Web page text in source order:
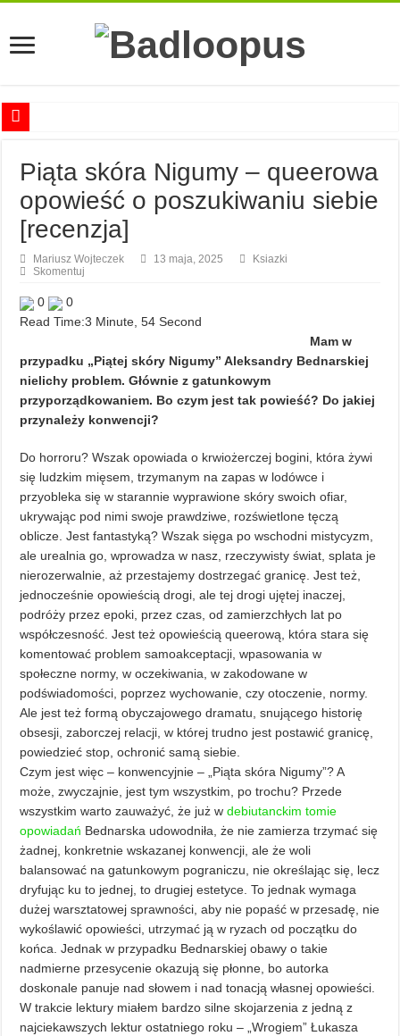
Najciekawsze książki o kobietach nauki
Najlepsze mangi dla dorosłych
Najciekawsze zapowiedzi komiksowe na 2023 rok
Piąta skóra Nigumy – queerowa
opowieść o poszukiwaniu siebie
[recenzja]
Mariusz Wojteczek 13 maja, 2025
Ksiazki
Skomentuj
0
0
Read Time:3 Minute, 54 Second
Mam w
przypadku „Piątej skóry Nigumy” Aleksandry Bednarskiej
nielichy problem. Głównie z gatunkowym
przyporządkowaniem. Bo czym jest tak powieść? Do jakiej
przynależy konwencji?
Do horroru? Wszak opowiada o krwiożerczej bogini, która żywi
się ludzkim mięsem, trzymanym na zapas w lodówce i
przyobleka się w starannie wyprawione skóry swoich ofiar,
ukrywając pod nimi swoje prawdziwe, rozświetlone tęczą
oblicze. Jest fantastyką? Wszak sięga po wschodni mistycyzm,
ale urealnia go, wprowadza w nasz, rzeczywisty świat, splata je
nierozerwalnie, aż przestajemy dostrzegać granicę. Jest też,
jednocześnie opowieścią drogi, ale tej drogi ujętej inaczej,
podróży przez epoki, przez czas, od zamierzchłych lat po
współczesność. Jest też opowieścią queerową, która stara się
komentować problem samoakceptacji, wpasowania w
społeczne normy, w oczekiwania, w zakodowane w
podświadomości, poprzez wychowanie, czy otoczenie, normy.
Ale jest też formą obyczajowego dramatu, snującego historię
obsesji, zaborczej relacji, w której trudno jest postawić granicę,
powiedzieć stop, ochronić samą siebie.
Czym jest więc – konwencyjnie – „Piąta skóra Nigumy”? A
może, zwyczajnie, jest tym wszystkim, po trochu? Przede
wszystkim warto zauważyć, że już wdebiutanckim tomie
opowiadań Bednarska udowodniła, że nie zamierza trzymać się
żadnej, konkretnie wskazanej konwencji, ale że woli
balansować na gatunkowym pograniczu, nie określając się, lecz
dryfując ku to jednej, to drugiej estetyce. To jednak wymaga
dużej warsztatowej sprawności, aby nie popaść w przesadę, nie
wykoślawić opowieści, utrzymać ją w ryzach od początku do
końca. Jednak w przypadku Bednarskiej obawy o takie
nadmierne przesycenie okazują się płonne, bo autorka
doskonale panuje nad słowem i nad tonacją własnej opowieści.
W trakcie lektury miałem bardzo silne skojarzenia z jedną z
najciekawszych lektur ostatniego roku – „Wrogiem” Łukasza